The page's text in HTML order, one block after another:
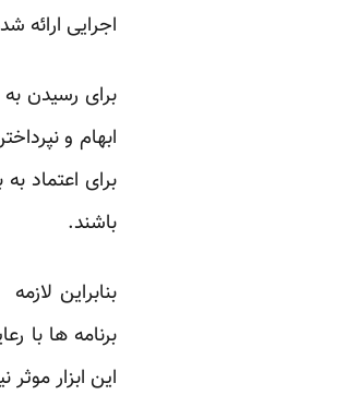
اجرایی
برای رسیدن
ابهام و
برای اعتماد
باشند.
بنابراین
برنامه ها با
این ابزار